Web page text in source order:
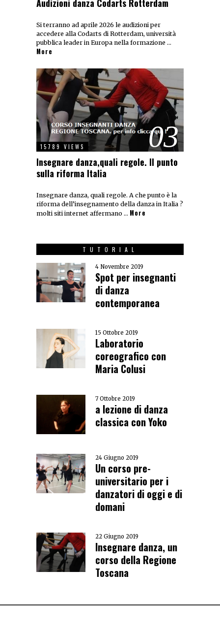
Audizioni danza Codarts Rotterdam
Si terranno ad aprile 2026 le audizioni per
accedere alla Codarts di Rotterdam, università
pubblica leader in Europa nella formazione …
More
03
15789 VIEWS
Insegnare danza,quali regole. Il punto
sulla riforma Italia
Insegnare danza, quali regole. A che punto è la
riforma dell’insegnamento della danza in Italia ?
molti siti internet affermano … More
TUTORIAL
4 Novembre 2019
Spot per insegnanti
di danza
contemporanea
15 Ottobre 2019
Laboratorio
coreografico con
Maria Colusi
7 Ottobre 2019
a lezione di danza
classica con Yoko
24 Giugno 2019
Un corso pre-
universitario per i
danzatori di oggi e di
domani
22 Giugno 2019
Insegnare danza, un
corso della Regione
Toscana